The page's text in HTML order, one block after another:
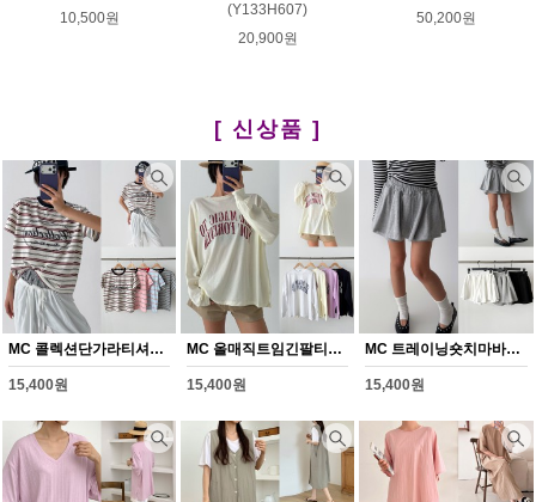
10,500원
(Y133H607)
20,900원
50,200원
[ 신상품 ]
MC 콜렉션단가라티셔츠(Y372H608)
15,400원
MC 올매직트임긴팔티셔츠(Y373H608)
15,400원
MC 트레이닝숏치마바지(Y374H608)
15,400원